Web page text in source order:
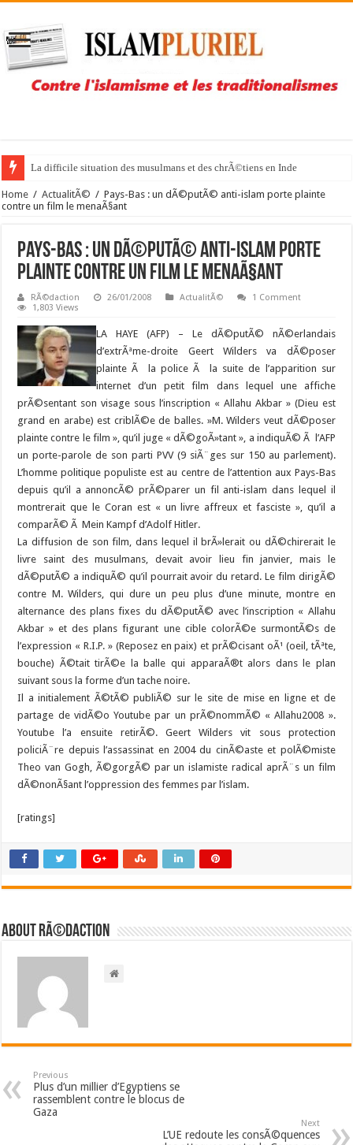
La difficile situation des musulmans et des chrÃ©tiens en Inde
Home / ActualitÃ© / Pays-Bas : un dÃ©putÃ© anti-islam porte plainte
contre un film le menaÃ§ant
Pays-Bas : un dÃ©putÃ© anti-islam porte
plainte contre un film le menaÃ§ant
RÃ©daction 26/01/2008 ActualitÃ©
1 Comment
1,803 Views
LA HAYE (AFP) – Le dÃ©putÃ© nÃ©erlandais
d’extrÃªme-droite Geert Wilders va dÃ©poser
plainte Ã la police Ã la suite de l’apparition sur
internet d’un petit film dans lequel une affiche
prÃ©sentant son visage sous l’inscription « Allahu Akbar » (Dieu est
grand en arabe) est criblÃ©e de balles. »M. Wilders veut dÃ©poser
plainte contre le film », qu’il juge « dÃ©goÃ»tant », a indiquÃ© Ã l’AFP
un porte-parole de son parti PVV (9 siÃ¨ges sur 150 au parlement).
L’homme politique populiste est au centre de l’attention aux Pays-Bas
depuis qu’il a annoncÃ© prÃ©parer un fil anti-islam dans lequel il
montrerait que le Coran est « un livre affreux et fasciste », qu’il a
comparÃ© Ã Mein Kampf d’Adolf Hitler.
La diffusion de son film, dans lequel il brÃ»lerait ou dÃ©chirerait le
livre saint des musulmans, devait avoir lieu fin janvier, mais le
dÃ©putÃ© a indiquÃ© qu’il pourrait avoir du retard. Le film dirigÃ©
contre M. Wilders, qui dure un peu plus d’une minute, montre en
alternance des plans fixes du dÃ©putÃ© avec l’inscription « Allahu
Akbar » et des plans figurant une cible colorÃ©e surmontÃ©s de
l’expression « R.I.P. » (Reposez en paix) et prÃ©cisant oÃ¹ (oeil, tÃªte,
bouche) Ã©tait tirÃ©e la balle qui apparaÃ®t alors dans le plan
suivant sous la forme d’un tache noire.
Il a initialement Ã©tÃ© publiÃ© sur le site de mise en ligne et de
partage de vidÃ©o Youtube par un prÃ©nommÃ© « Allahu2008 ».
Youtube l’a ensuite retirÃ©. Geert Wilders vit sous protection
policiÃ¨re depuis l’assassinat en 2004 du cinÃ©aste et polÃ©miste
Theo van Gogh, Ã©gorgÃ© par un islamiste radical aprÃ¨s un film
dÃ©nonÃ§ant l’oppression des femmes par l’islam.
[ratings]
About RÃ©daction
Previous
Plus d’un millier d’Egyptiens se
rassemblent contre le blocus de
Gaza
Next
L’UE redoute les consÃ©quences